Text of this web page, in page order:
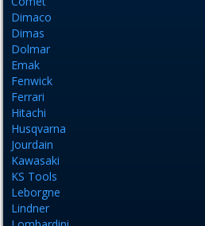
Dimaco
Dimas
Dolmar
Emak
Fenwick
Ferrari
Hitachi
Husqvarna
Jourdain
Kawasaki
KS Tools
Leborgne
Lindner